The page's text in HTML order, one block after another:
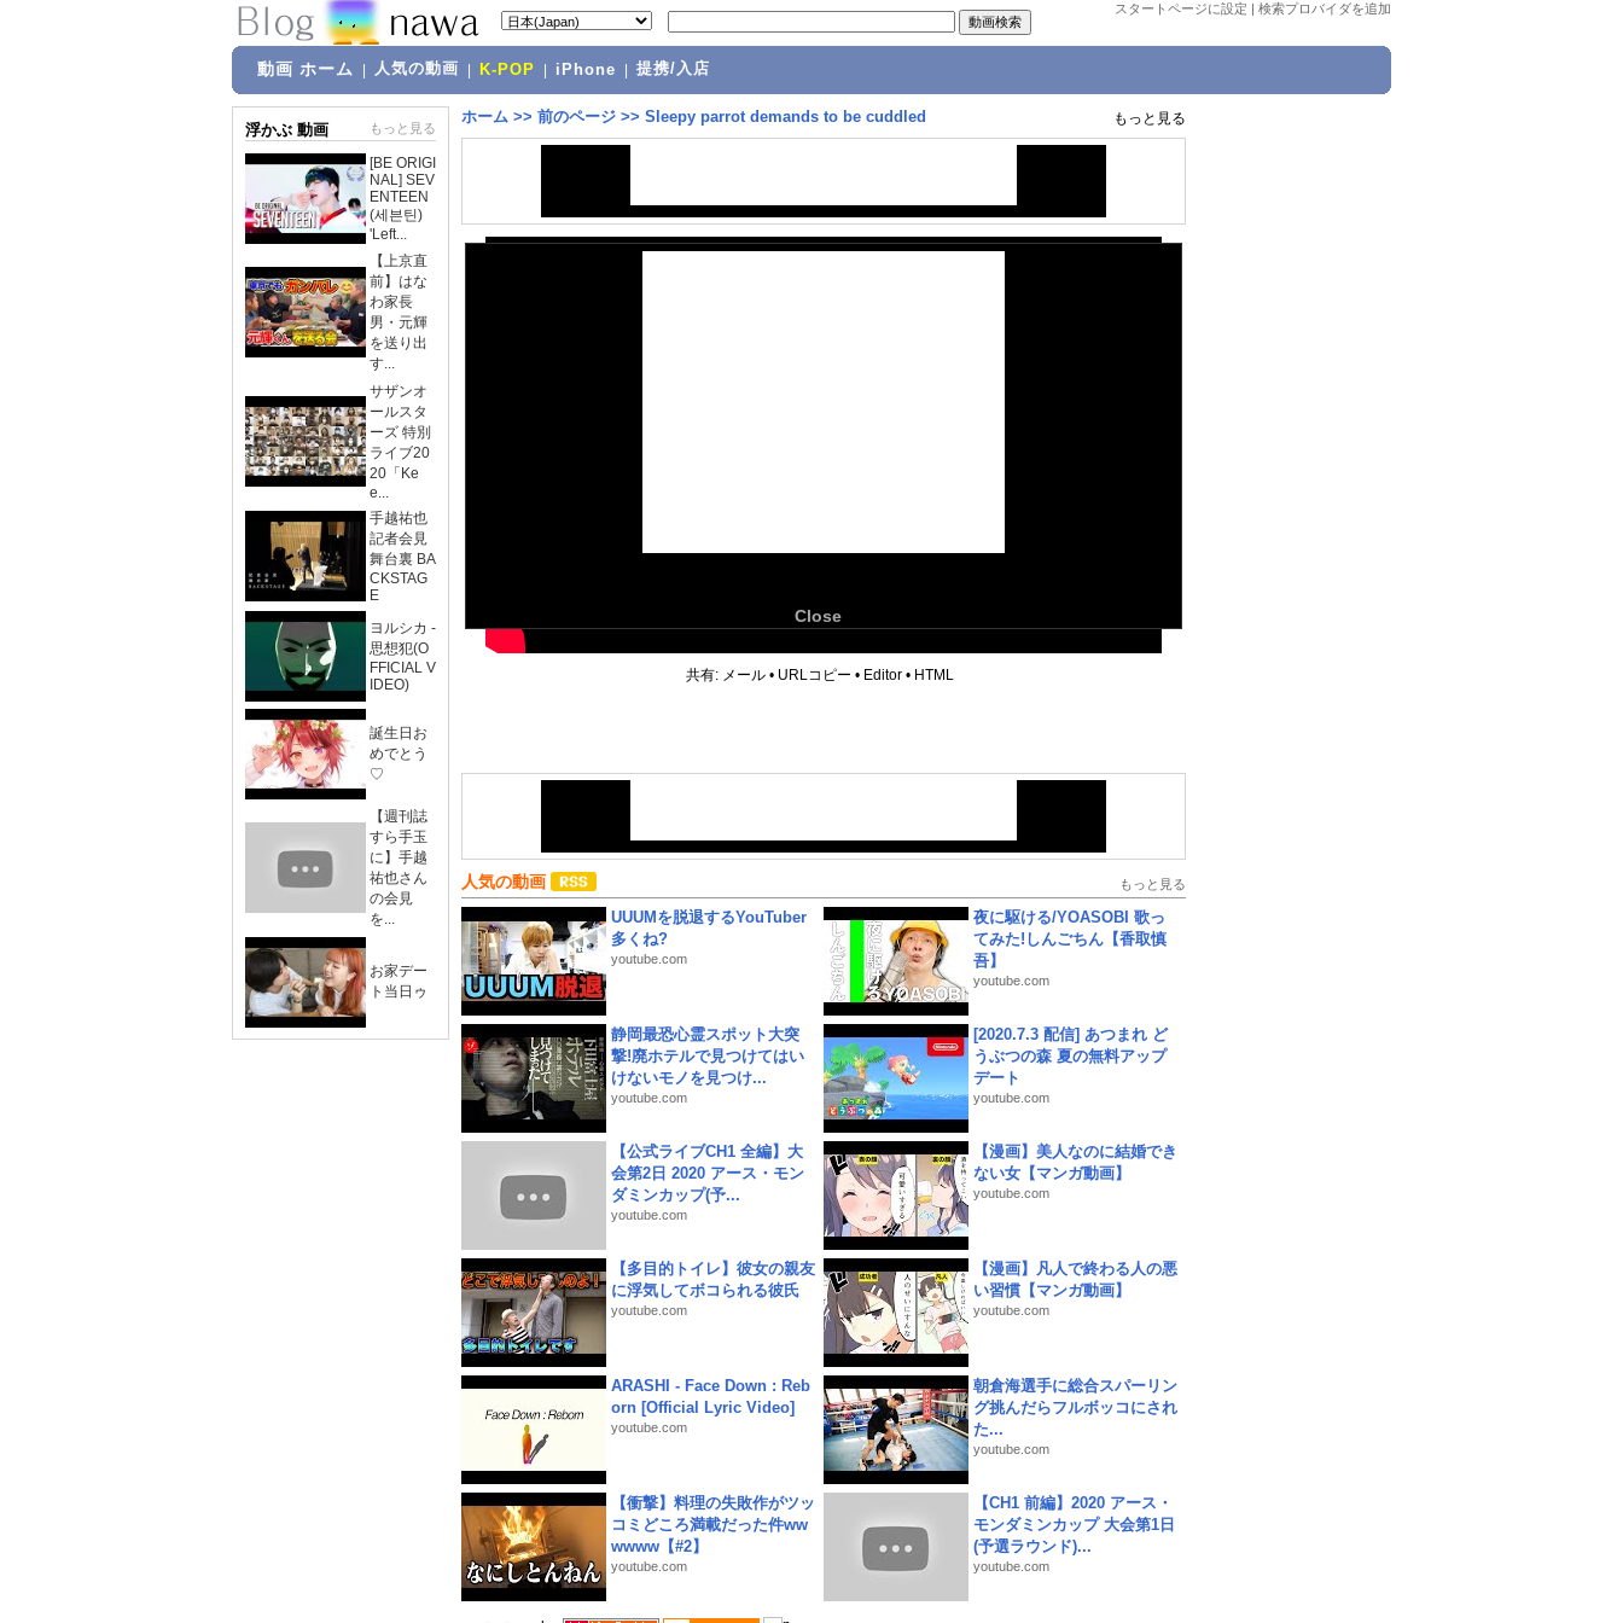
スタートページに設定 | 検索プロバイダを追加
動画 ホーム 人気の動画 K-POP iPhone 提携/入店
浮かぶ 動画 もっと見る
[BE ORIGI
NAL] SEV
ENTEEN
(세븐틴)
'Left...
【上京直
前】はな
わ家長
男・元輝
を送り出
す...
サザンオ
ールスタ
ーズ 特別
ライブ20
20「Ke
e...
手越祐也
記者会見
舞台裏 BA
CKSTAG
E
ヨルシカ -
思想犯(O
FFICIAL V
IDEO)
誕生日お
めでとう
♡
【週刊誌
すら手玉
に】手越
祐也さん
の会見
を...
お家デー
ト当日ゥ
ホーム >> 前のページ >> Sleepy parrot demands to be cuddled もっと見る
Close
共有: メール • URLコピー • Editor • HTML
人気の動画 もっと見る
UUUMを脱退するYouTuber
多くね?
youtube.com
夜に駆ける/YOASOBI 歌っ
てみた!しんごちん【香取慎
吾】
youtube.com
静岡最恐心霊スポット大突
撃!廃ホテルで見つけてはい
けないモノを見つけ...
youtube.com
[2020.7.3 配信] あつまれ ど
うぶつの森 夏の無料アップ
デート
youtube.com
【公式ライブCH1 全編】大
会第2日 2020 アース・モン
ダミンカップ(予...
youtube.com
【漫画】美人なのに結婚でき
ない女【マンガ動画】
youtube.com
【多目的トイレ】彼女の親友
に浮気してボコられる彼氏
youtube.com
【漫画】凡人で終わる人の悪
い習慣【マンガ動画】
youtube.com
ARASHI - Face Down : Reb
orn [Official Lyric Video]
youtube.com
朝倉海選手に総合スパーリン
グ挑んだらフルボッコにされ
た...
youtube.com
【衝撃】料理の失敗作がツッ
コミどころ満載だった件ww
wwww【#2】
youtube.com
【CH1 前編】2020 アース・
モンダミンカップ 大会第1日
(予選ラウンド)...
youtube.com